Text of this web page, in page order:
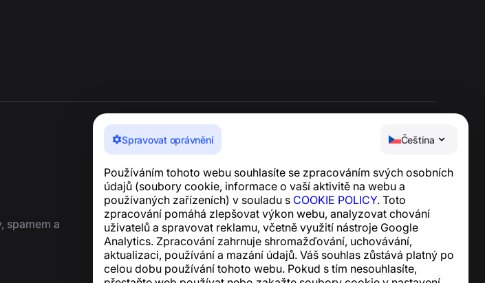
Spravovat oprávnění Čeština
Používáním tohoto webu souhlasíte se zpracováním svých osobních
údajů (soubory cookie, informace o vaší aktivitě na webu a
používaných zařízeních) v souladu s COOKIE POLICY. Toto
zpracování pomáhá zlepšovat výkon webu, analyzovat chování
uživatelů a spravovat reklamu, včetně využití nástroje Google
Analytics. Zpracování zahrnuje shromažďování, uchovávání,
aktualizaci, používání a mazání údajů. Váš souhlas zůstává platný po
celou dobu používání tohoto webu. Pokud s tím nesouhlasíte,
spamem a
Zprávy a články
O projektu
Kontakty